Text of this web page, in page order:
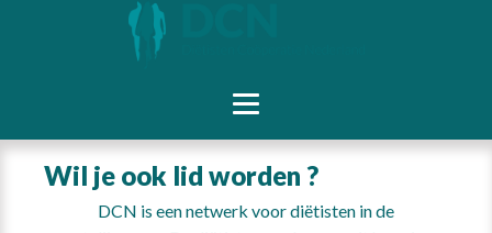
Wil je ook lid worden ?
DCN is een netwerk voor diëtisten in de